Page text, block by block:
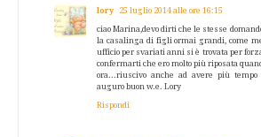
lory 25 luglio 2014 alle ore 16:15
ciao Marina,devo dirti che le stesse
la casalinga di figli ormai grandi, come
ufficio per svariati anni si è trovata per
confermarti che ero molto più riposata
ora...riuscivo anche ad avere più
auguro buon w.e. Lory
Rispondi